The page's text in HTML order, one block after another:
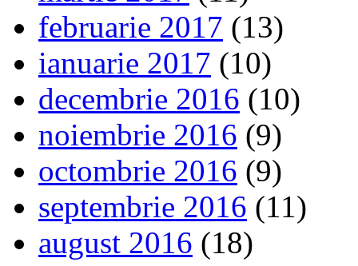
februarie 2017 (13)
ianuarie 2017 (10)
decembrie 2016 (10)
noiembrie 2016 (9)
octombrie 2016 (9)
septembrie 2016 (11)
august 2016 (18)